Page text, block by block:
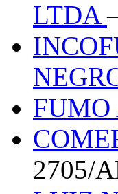
LTDA
2705/